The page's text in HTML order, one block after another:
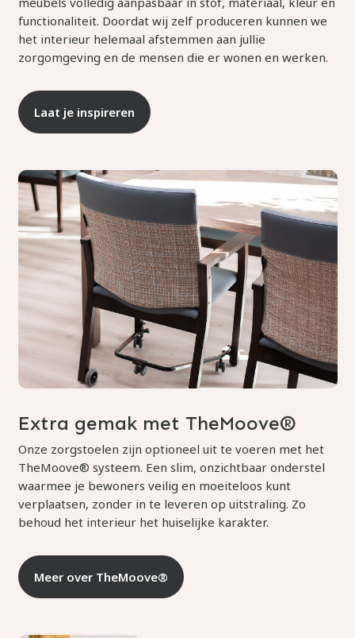
functionaliteit. Doordat wij zelf produceren kunnen we
het interieur helemaal afstemmen aan jullie
zorgomgeving en de mensen die er wonen en werken.
Laat je inspireren
Extra gemak met TheMoove®
Onze zorgstoelen zijn optioneel uit te voeren met het
TheMoove® systeem. Een slim, onzichtbaar onderstel
waarmee je bewoners veilig en moeiteloos kunt
verplaatsen, zonder in te leveren op uitstraling. Zo
behoud het interieur het huiselijke karakter.
Meer over TheMoove®